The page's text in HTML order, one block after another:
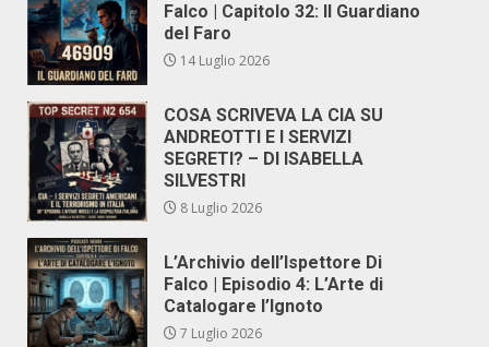
Falco | Capitolo 32: Il Guardiano
del Faro
14 Luglio 2026
COSA SCRIVEVA LA CIA SU
ANDREOTTI E I SERVIZI
SEGRETI? – DI ISABELLA
SILVESTRI
8 Luglio 2026
L’Archivio dell’Ispettore Di
Falco | Episodio 4: L’Arte di
Catalogare l’Ignoto
7 Luglio 2026